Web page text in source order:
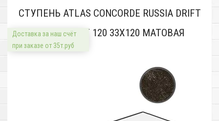
СТУПЕНЬ ATLAS CONCORDE RUSSIA DRIFT
DARK FRONT 120 33X120 МАТОВАЯ
Доставка за наш счёт
при заказе от 35т.руб